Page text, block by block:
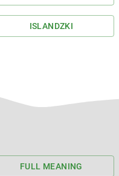
ISLANDZKI
FULL MEANING